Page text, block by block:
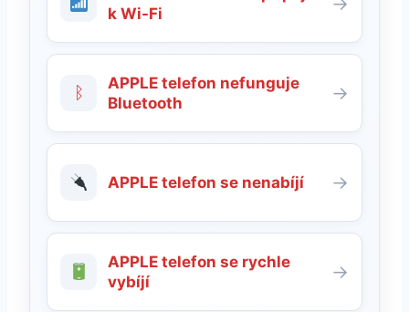
k Wi-Fi
ᛒ
APPLE telefon nefunguje
Bluetooth
→
APPLE telefon se nenabíjí →
APPLE telefon se rychle
vybíjí
→